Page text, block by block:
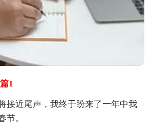
1
近尾声，我终于盼来了一年中我
。